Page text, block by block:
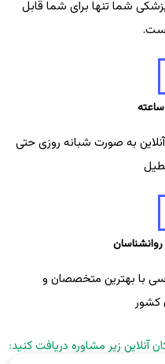
شما تنها برای شما قابل
به صورت شبانه روزی حتی
با بهترین متخصصان و
کشور
آنلاین زیر مشاوره دریافت کنید: